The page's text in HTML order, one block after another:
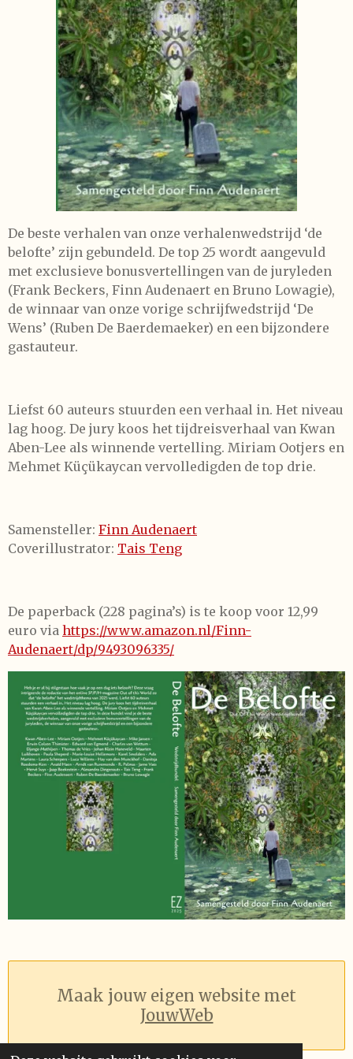
De beste verhalen van onze verhalenwedstrijd ‘de
belofte’ zijn gebundeld. De top 25 wordt aangevuld
met exclusieve bonusvertellingen van de juryleden
(Frank Beckers, Finn Audenaert en Bruno Lowagie),
de winnaar van onze vorige schrijfwedstrijd ‘De
Wens’ (Ruben De Baerdemaeker) en een bijzondere
gastauteur.
Liefst 60 auteurs stuurden een verhaal in. Het niveau
lag hoog. De jury koos het tijdreisverhaal van Kwan
Aben-Lee als winnende vertelling. Miriam Ootjers en
Mehmet Küçükaycan vervolledigden de top drie.
Samensteller: Finn Audenaert
Coverillustrator: Tais Teng
De paperback (228 pagina’s) is te koop voor 12,99
euro via https://www.amazon.nl/Finn-
Audenaert/dp/9493096335/
Maak jouw eigen website met
JouwWeb